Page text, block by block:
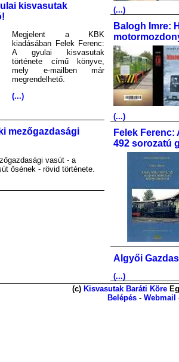
kisvasutak
Megjelent a KBK
kiadásában Felek Ferenc:
A gyulai kisvasutak
története című könyve,
mely e-mailben már
megrendelhető.
(...)
mezőgazdasági
vasút - a
ősének - rövid története.
(...)
Balogh Imre:
(...)
Felek Ferenc:
492 sorozatú
Algyői
(...)
(c) Kisvasutak Baráti Köre
Belépés - Webmail